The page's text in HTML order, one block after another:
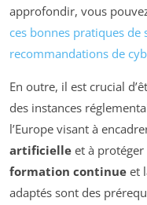
approfondir, vous
ces bonnes pratiques de
recommandations de
En outre, il est crucial
des instances
l’Europe visant à
artificielle et à protéger
formation continue et
adaptés sont des